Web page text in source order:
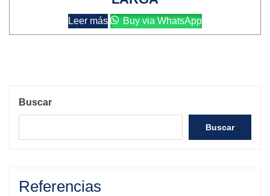
Leer más Buy via WhatsApp
Buscar
Buscar
Referencias